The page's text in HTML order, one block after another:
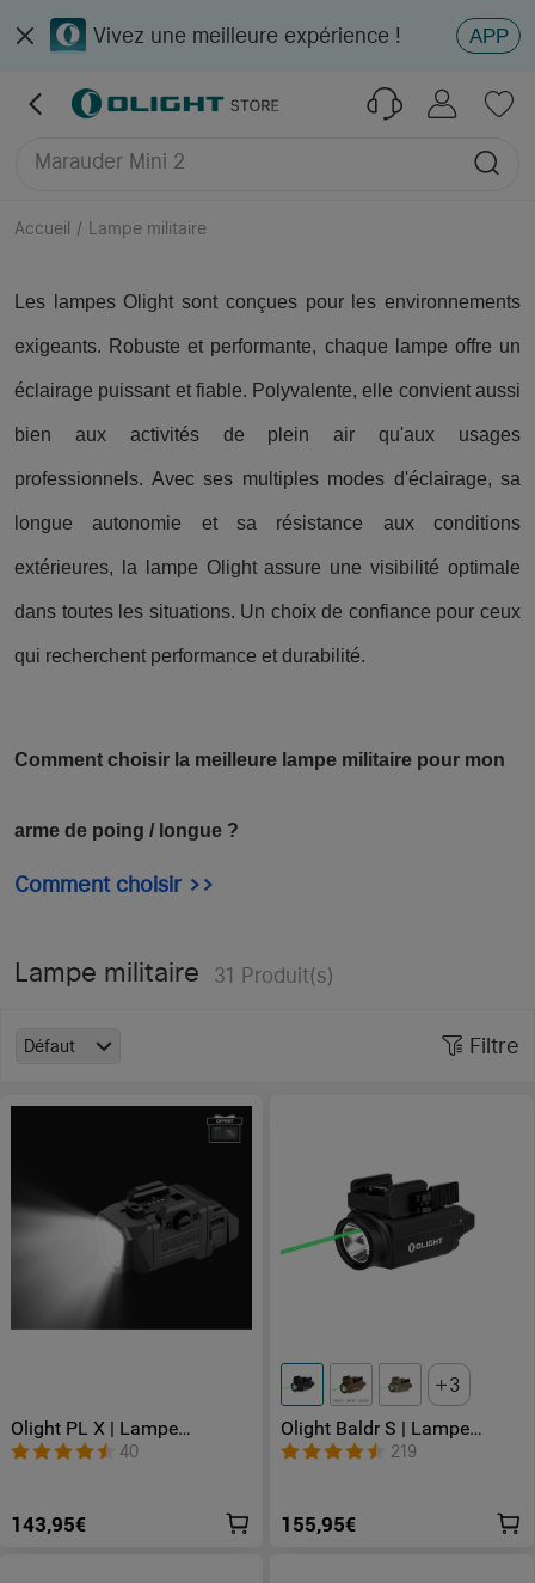
Vivez une meilleure expérience ! APP
Ostation 2 Pro
Marauder Mini 2
Accueil / Lampe militaire
Les lampes Olight sont conçues pour les environnements
exigeants. Robuste et performante, chaque lampe offre un
éclairage puissant et fiable. Polyvalente, elle convient aussi
bien aux activités de plein air qu'aux usages
professionnels. Avec ses multiples modes d'éclairage, sa
longue autonomie et sa résistance aux conditions
extérieures, la lampe Olight assure une visibilité optimale
dans toutes les situations. Un choix de confiance pour ceux
qui recherchent performance et durabilité.
Comment choisir la meilleure lampe militaire pour mon
arme de poing / longue ?
Comment choisir >>
Lampe militaire 31 Produit(s)
Défaut Filtre
Olight PL X | Lampe
Tactique Rechargeable USB-
C 1200 Lumens à Double
40
143,95€
3
Olight Baldr S | Lampe
tactique avec laser vert
219
155,95€